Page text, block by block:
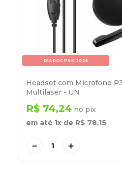
DIA DOS PAIS 2026
Headset com Microfone
Multilaser - UN
R$ 74,24 no pix
em até 1x de R$ 78,15
＋
－